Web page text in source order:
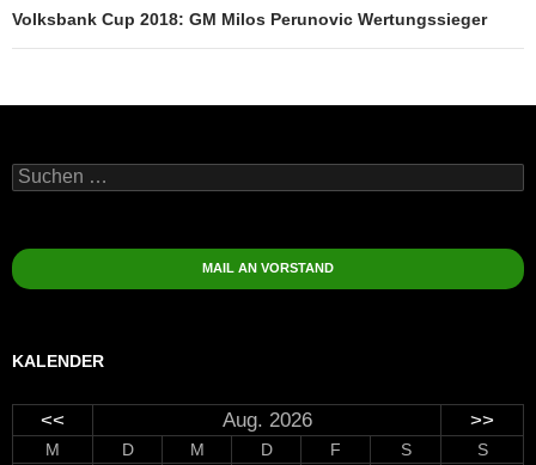
Volksbank Cup 2018: GM Milos Perunovic Wertungssieger
Suchen
nach:
MAIL AN VORSTAND
KALENDER
<< Aug. 2026 >>
M D M D F S
S